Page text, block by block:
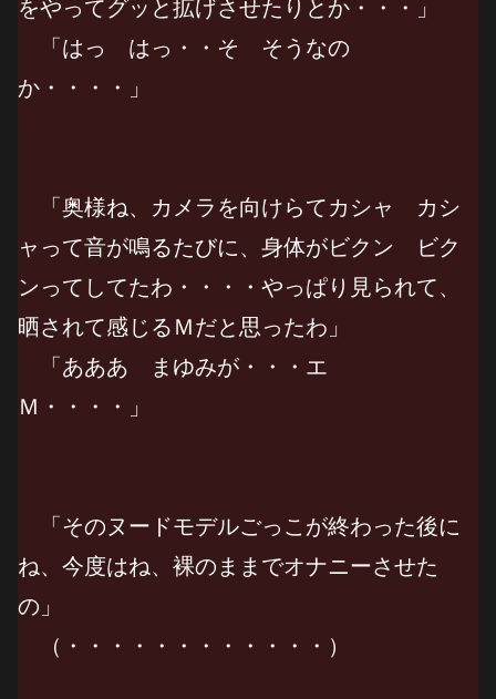
をやってグッと拡げさせたりとか・・・」
「はっ はっ・・そ そうなの
か・・・・」
「奥様ね、カメラを向けらてカシャ カシ
ャって音が鳴るたびに、身体がビクン ビク
ンってしてたわ・・・・やっぱり見られて、
晒されて感じるＭだと思ったわ」
「あああ まゆみが・・・エ
Ｍ・・・・」
「そのヌードモデルごっこが終わった後に
ね、今度はね、裸のままでオナニーさせた
の」
（・・・・・・・・・・・・）